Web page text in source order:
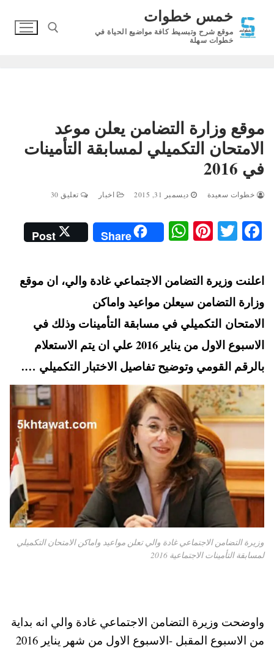
المحتوى
خمس خطوات
موقع شرح وتبسيط كافة مواضيع الحياة في
خطوات سهلة
موقع وزارة التضامن يعلن موعد
الامتحان التكميلي لمسابقة التأمينات
في 2016
خطوات سعيدة ديسمبر 31, 2015 اخبار تعليق 30
Fa
ok
T
tte
r
Pi
er
es
t
W
ha
ts
A
pp
Share
Post
اعلنت وزيرة التضامن الاجتماعي غادة والي، ان موقع
وزارة التضامن سيعلن مواعيد واماكن
الامتحان التكميلي في مسابقة التأمينات وذلك في
الاسبوع الاول من يناير 2016 علي ان يتم الاستعلام
بالرقم القومي وتوضيح تفاصيل الاختبار التكميلي ….
وزيرة التضامن الاجتماعي غادة والي تعلن مواعيد واماكن الامتحان التكميلي
لمسابقة التأمينات الاجتماعية 2016
واوضحت وزيرة التضامن الاجتماعي غادة والي انه بداية
من الاسبوع المقبل -الاسبوع الاول من شهر يناير 2016